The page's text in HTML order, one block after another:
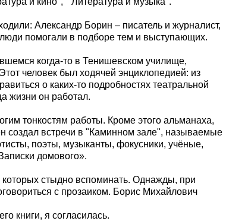
Александр Борин – писатель и журналист,
помогали в подборе тем и выступающих.
когда-то в Тенишевском училище,
человек был ходячей энциклопедией: из
о каких-то подробностях театральной
жизни он работал.
тонкостям работы. Кроме этого альманаха,
создал встречи в "Каминном зале", называемые
поэты, музыканты, фокусники, учёные,
домового».
стыдно вспоминать. Однажды, при
с прозаиком. Борис Михайлович
книги, я согласилась.